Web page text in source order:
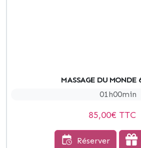
MASSAGE DU MONDE
01h00min
85,00€ TTC
Réserver